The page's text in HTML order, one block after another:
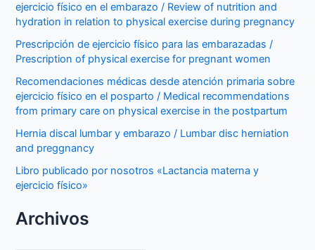
ejercicio físico en el embarazo / Review of nutrition and
hydration in relation to physical exercise during pregnancy
Prescripción de ejercicio físico para las embarazadas /
Prescription of physical exercise for pregnant women
Recomendaciones médicas desde atención primaria sobre
ejercicio físico en el posparto / Medical recommendations
from primary care on physical exercise in the postpartum
Hernia discal lumbar y embarazo / Lumbar disc herniation
and preggnancy
Libro publicado por nosotros «Lactancia materna y
ejercicio físico»
Archivos